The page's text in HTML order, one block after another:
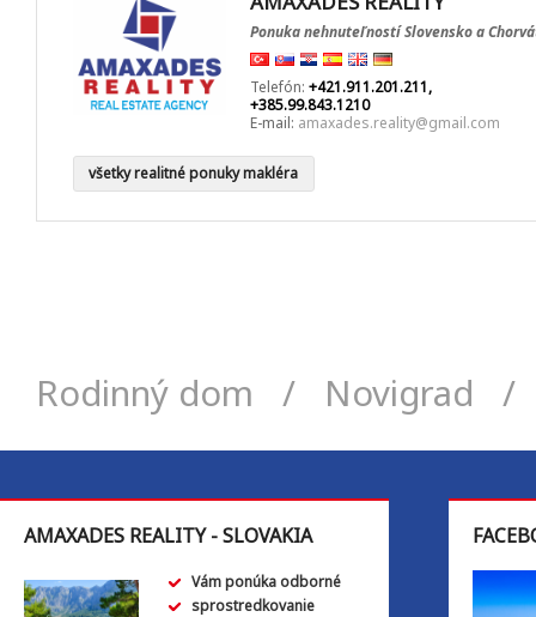
Ponuka nehnuteľností Slovensko a
Telefón: +421.911.201.211,
+385.99.843.1210
E-mail: amaxades.reality@gmail.com
všetky realitné ponuky makléra
Rodinný dom / Novigrad
AMAXADES REALITY - SLOVAKIA
Vám ponúka odborné
sprostredkovanie